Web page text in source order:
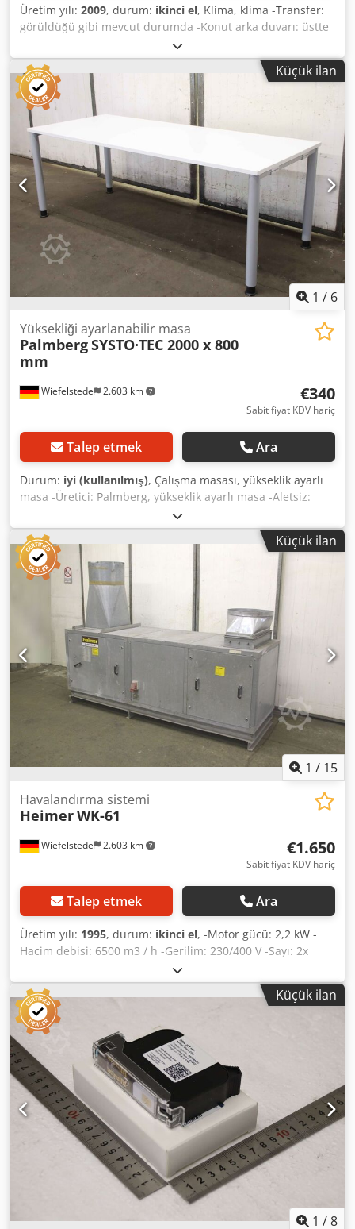
Üretim yılı: 2009, durum: ikinci el, Klima, klima -Transfer:
görüldüğü gibi mevcut durumda -Konut arka duvarı: üstte
biraz deforme olmuş -Stulz: MINISpace EC oda soğutma
CCD 61 A -Güç: yakl. 6.8 kW -Ebatlar: 600/670 / H2250 mm -
Ağırlık: 172 kg Dsdpfx Aofl N Drohiokr
Küçük ilan
1 / 6
Wiefelstede 2.603 km
Yüksekliği ayarlanabilir masa
PalmbergSYSTO·TEC 2000 x 800
mm
€340
Sabit fiyat KDV hariç
Talep etmek Ara
Durum: iyi (kullanılmış), Çalışma masası, yükseklik ayarlı
masa -Üretici: Palmberg, yükseklik ayarlı masa -Aletsiz:
döndürülerek ayarlanabilen elemanlar sayesinde yükseklik
ayarı -Genişlik: 2000 mm -Derinlik: 800 mm -Yükseklik: 680-
760 mm Djdpfx Ahettim Hoiskr -Adet: 6 adet masa mevcut -
Fiyat: adet başı -Ölçüler: G/D/Y 2000/800/720 mm -Ağırlık:
43 kg/adet
Küçük ilan
1 / 15
Wiefelstede 2.603 km
Havalandırma sistemi
HeimerWK-61
€1.650
Sabit fiyat KDV hariç
Talep etmek Ara
Üretim yılı: 1995, durum: ikinci el, -Motor gücü: 2,2 kW -
Hacim debisi: 6500 m3 / h -Gerilim: 230/400 V -Sayı: 2x
mevcuttur -Parça başına fiyat -Ebatlar: 2750/880 / H2030
mm -Ağırlık: 354 kg Dkedpsdwb D Rjfx Ahior
Küçük ilan
1 /8